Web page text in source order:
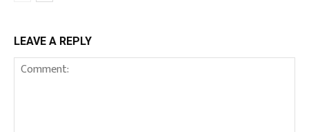
LEAVE A REPLY